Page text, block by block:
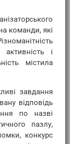
команди, які
і
містила
завдання
відповідь
по назві
пазлу,
конкурс